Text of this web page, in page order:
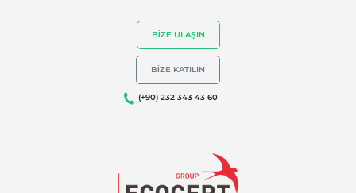
BIZE ULAŞIN
BIZE KATILIN
(+90) 232 343 43 60